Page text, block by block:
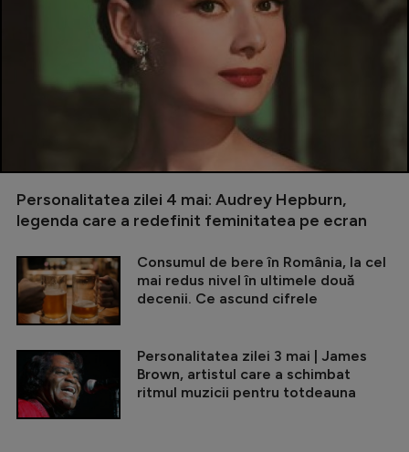
Personalitatea zilei 4 mai: Audrey Hepburn,
legenda care a redefinit feminitatea pe ecran
Consumul de bere în România, la cel
mai redus nivel în ultimele două
decenii. Ce ascund cifrele
Personalitatea zilei 3 mai | James
Brown, artistul care a schimbat
ritmul muzicii pentru totdeauna